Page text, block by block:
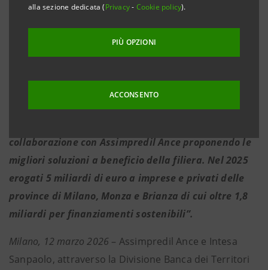
alla sezione dedicata (Privacy- Cookie policy).
PIÙ OPZIONI
ACCONSENTO
Deleo (Assimpredil Ance): “Il rinnovo di questa
collaborazione conferma la volontà di supportare
concretamente l'intero ecosistema edile locale,
attraverso CIS e il supporto finanziario di Intesa
Sanpaolo, puntiamo a trasformare la sostenibilità in
un vantaggio competitivo per le nostre imprese".
collaborazione con Assimpredil Ance proponendo le
migliori soluzioni a beneficio della filiera. Nel 2025
erogati 5 miliardi di euro a imprese e privati delle
province di Milano, Monza e Brianza di cui oltre 1,8
miliardi per finanziamenti sostenibili”.
Milano, 12 marzo 2026 – Assimpredil Ance e Intesa
Sanpaolo, attraverso la Divisione Banca dei Territori